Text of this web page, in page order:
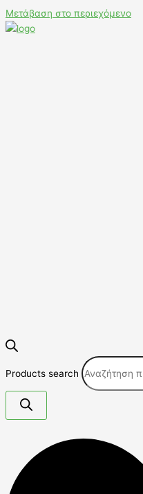
Μετάβαση στο περιεχόμενο
Products search